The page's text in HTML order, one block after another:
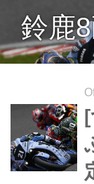
鈴鹿